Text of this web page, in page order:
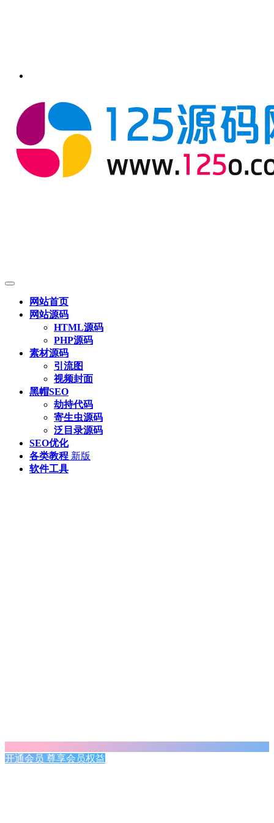
网站首页
网站源码
HTML源码
PHP源码
素材源码
引流图
视频封面
黑帽SEO
劫持代码
寄生虫源码
泛目录源码
SEO优化
各类教程 新版
软件工具
开通会员 尊享会员权益